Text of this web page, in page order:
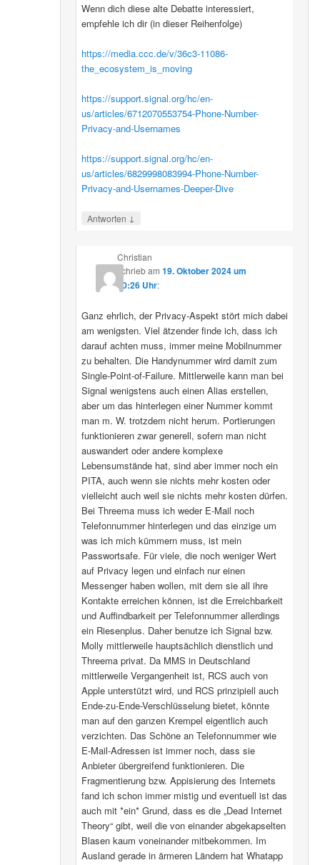
Wenn dich diese alte Debatte interessiert,
empfehle ich dir (in dieser Reihenfolge)
https://media.ccc.de/v/36c3-11086-
the_ecosystem_is_moving
https://support.signal.org/hc/en-
us/articles/6712070553754-Phone-Number-
Privacy-and-Usernames
https://support.signal.org/hc/en-
us/articles/6829998083994-Phone-Number-
Privacy-and-Usernames-Deeper-Dive
Antworten ↓
Christian
schriebam 19. Oktober 2024 um
10:26 Uhr:
Ganz ehrlich, der Privacy-Aspekt stört mich dabei
am wenigsten. Viel ätzender finde ich, dass ich
darauf achten muss, immer meine Mobilnummer
zu behalten. Die Handynummer wird damit zum
Single-Point-of-Failure. Mittlerweile kann man bei
Signal wenigstens auch einen Alias erstellen,
aber um das hinterlegen einer Nummer kommt
man m. W. trotzdem nicht herum. Portierungen
funktionieren zwar generell, sofern man nicht
auswandert oder andere komplexe
Lebensumstände hat, sind aber immer noch ein
PITA, auch wenn sie nichts mehr kosten oder
vielleicht auch weil sie nichts mehr kosten dürfen.
Bei Threema muss ich weder E-Mail noch
Telefonnummer hinterlegen und das einzige um
was ich mich kümmern muss, ist mein
Passwortsafe. Für viele, die noch weniger Wert
auf Privacy legen und einfach nur einen
Messenger haben wollen, mit dem sie all ihre
Kontakte erreichen können, ist die Erreichbarkeit
und Auffindbarkeit per Telefonnummer allerdings
ein Riesenplus. Daher benutze ich Signal bzw.
Molly mittlerweile hauptsächlich dienstlich und
Threema privat. Da MMS in Deutschland
mittlerweile Vergangenheit ist, RCS auch von
Apple unterstützt wird, und RCS prinzipiell auch
Ende-zu-Ende-Verschlüsselung bietet, könnte
man auf den ganzen Krempel eigentlich auch
verzichten. Das Schöne an Telefonnummer wie
E-Mail-Adressen ist immer noch, dass sie
Anbieter übergreifend funktionieren. Die
Fragmentierung bzw. Appisierung des Internets
fand ich schon immer mistig und eventuell ist das
auch mit *ein* Grund, dass es die „Dead Internet
Theory“ gibt, weil die von einander abgekapselten
Blasen kaum voneinander mitbekommen. Im
Ausland gerade in ärmeren Ländern hat Whatapp